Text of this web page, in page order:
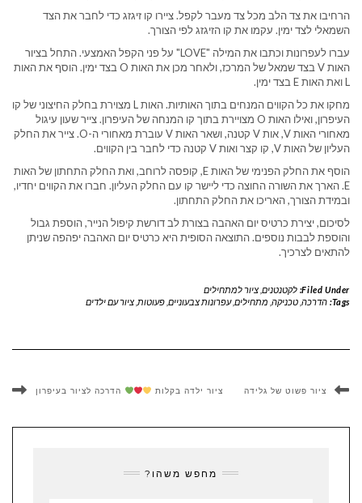
הרחיבו את צד הלב מכל צד מעבר לקפל. ציירו קו זיגזג כדי לחבר את הצד
השמאלי לצד ימין. עקמו את קו הזיגזג לפי הצורך.
עברו לעפרונות וכתבו את המילה "LOVE" על פני הקפל האמצעי. התחל בציור
האות V בצד שמאל של המרכז, ולאחר מכן את האות O בצד ימין. הוסף את האות
L ואת האות E בצד ימין.
מחקו את כל הקווים המנחים בתוך האותיות. האות L מצוירת בחלק החיצוני של קו
העיפרון, ואילו האות O מצויירת בתוך קו המנחה של העיפרון. צייר שעון עיגול
מאחורי האות V, אות V קטנה, ושאר האות V עוברת מאחורי ה-O. צייר את החלק
העליון של האות V, קו קצר ואות V קטנה כדי לחבר בין הקווים.
הוסף את החלק הפנימי של האות E, קופסה לרוחב, ואת החלק התחתון של האות
E. הארך את השורה החוצה כדי ליישר קו עם החלק העליון. חברו את הקווים יחדיו,
ובמידת הצורך, האריכו את החלק התחתון.
לסיכום, יצירת כרטיס יום האהבה בצורת לב דורשת קיפול הנייר, הוספת גבול
והוספת לבבות נוספים. התוצאה הסופית היא כרטיס יום האהבה יפהפה שניתן
להתאים לצרכיך.
Filed Under: לקטנטנים, ציור למתחילים
Tags: הדרכה, טכניקה, מתחילים,עפרונות צבעוניים, פעוטות ציור עם ילדים
ציור פשוט של גלידה ציור ילדה בקלות הדרכה לציור בעיפרון
מחפש משהו?